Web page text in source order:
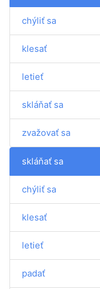
chýliť sa
klesať
letieť
skláňať sa
zvažovať sa
skláňať sa
chýliť sa
klesať
letieť
padať